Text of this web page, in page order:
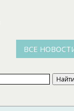
ВСЕ